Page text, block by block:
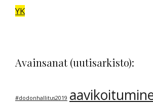
YK
Avainsanat (uutisarkisto):
#dodonhallitus2019